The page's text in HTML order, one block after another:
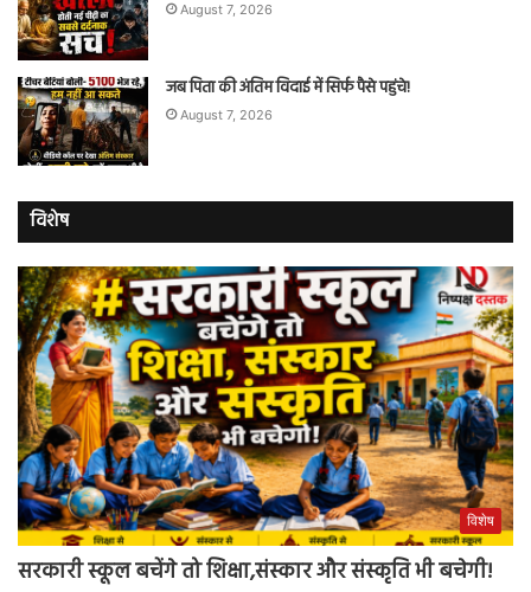
August 7, 2026
जब पिता की अंतिम विदाई में सिर्फ पैसे पहुंचे!
August 7, 2026
विशेष
विशेष
सरकारी स्कूल बचेंगे तो शिक्षा,संस्कार और संस्कृति भी बचेगी!